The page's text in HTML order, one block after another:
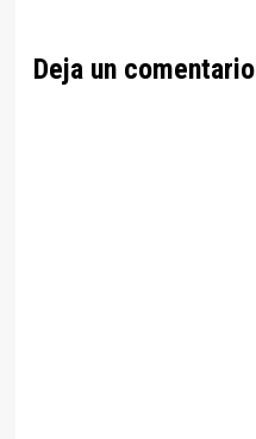
Deja un comentario